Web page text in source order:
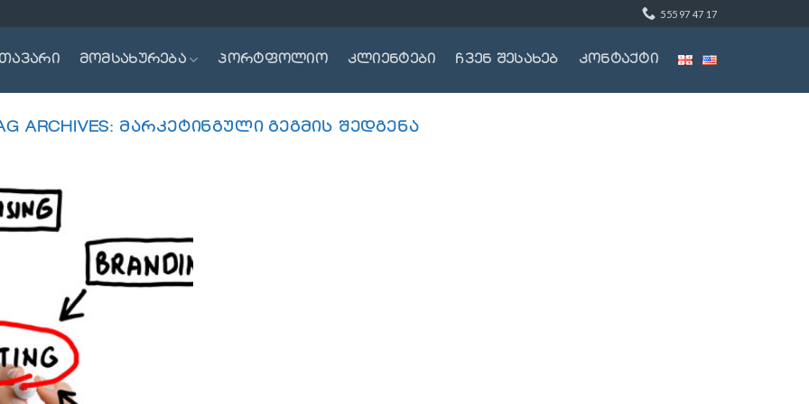
555 97 47 17
მომსახურება პორტფოლიო კლიენტები ჩვენ შესახებ კონტაქტი
ARCHIVES: ᲛᲐᲠᲙᲔᲢᲘᲜᲒᲣᲚᲘ ᲒᲔᲒᲛᲘᲡ ᲨᲔᲓᲒᲔᲜᲐ